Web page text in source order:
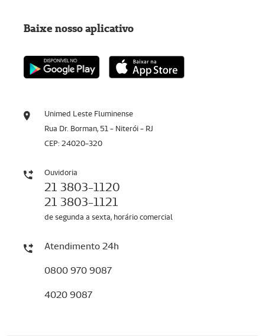
Unimed Leste Fluminense
Rua Dr. Borman, 51 - Niterói - RJ
CEP: 24020-320
Ouvidoria
21 3803-1120
21 3803-1121
de segunda a sexta, horário comercial
Atendimento 24h
0800 970 9087
4020 9087
Baixe nosso aplicativo